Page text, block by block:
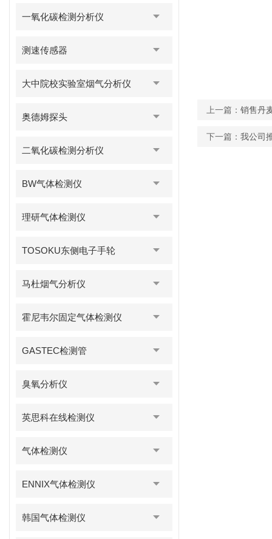
一氧化碳检测分析仪
测速传感器
大中院校实验室烟气分析仪
奥德姆探头
二氧化碳检测分析仪
BW气体检测仪
理研气体检测仪
TOSOKU东侧电子手轮
马杜烟气分析仪
霍尼韦尔固定气体检测仪
GASTEC检测管
臭氧分析仪
英思科在线检测仪
气体检测仪
ENNIX气体检测仪
韩国气体检测仪
上一篇： 销售丹
下一篇： 我公司